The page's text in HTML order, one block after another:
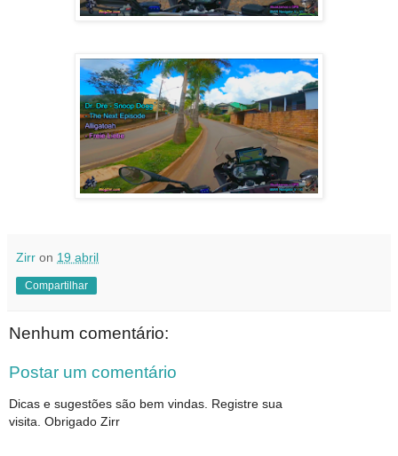
Zirr on 19 abril
Compartilhar
Nenhum comentário:
Postar um comentário
Dicas e sugestões são bem vindas. Registre sua
visita. Obrigado Zirr